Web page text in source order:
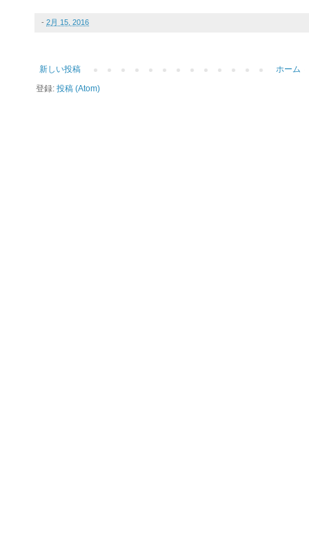
- 2月 15, 2016
新しい投稿
ホーム
登録: 投稿 (Atom)